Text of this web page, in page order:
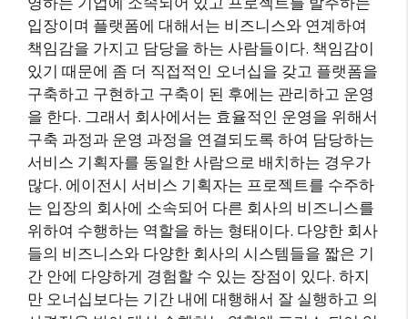
입장이며 플랫폼에 대해서는 비즈니스와 연계하여
책임감을 가지고 담당을 하는 사람들이다. 책임감이
있기 때문에 좀 더 직접적인 오너십을 갖고 플랫폼을
구축하고 구현하고 구축이 된 후에는 관리하고 운영
을 한다. 그래서 회사에서는 효율적인 운영을 위해서
구축 과정과 운영 과정을 연결되도록 하여 담당하는
서비스 기획자를 동일한 사람으로 배치하는 경우가
많다. 에이전시 서비스 기획자는 프로젝트를 수주하
는 입장의 회사에 소속되어 다른 회사의 비즈니스를
위하여 수행하는 역할을 하는 형태이다. 다양한 회사
들의 비즈니스와 다양한 회사의 시스템들을 짧은 기
간 안에 다양하게 경험할 수 있는 장점이 있다. 하지
만 오너십보다는 기간 내에 대행해서 잘 실행하고 의